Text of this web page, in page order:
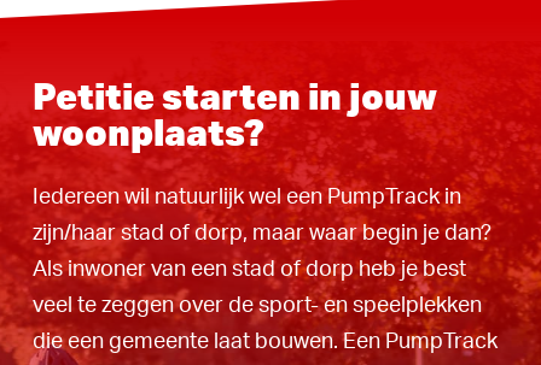
Petitie starten in jouw
woonplaats?
Iedereen wil natuurlijk wel een PumpTrack in
zijn/haar stad of dorp, maar waar begin je dan?
Als inwoner van een stad of dorp heb je best
veel te zeggen over de sport- en speelplekken
die een gemeente laat bouwen. Een PumpTrack